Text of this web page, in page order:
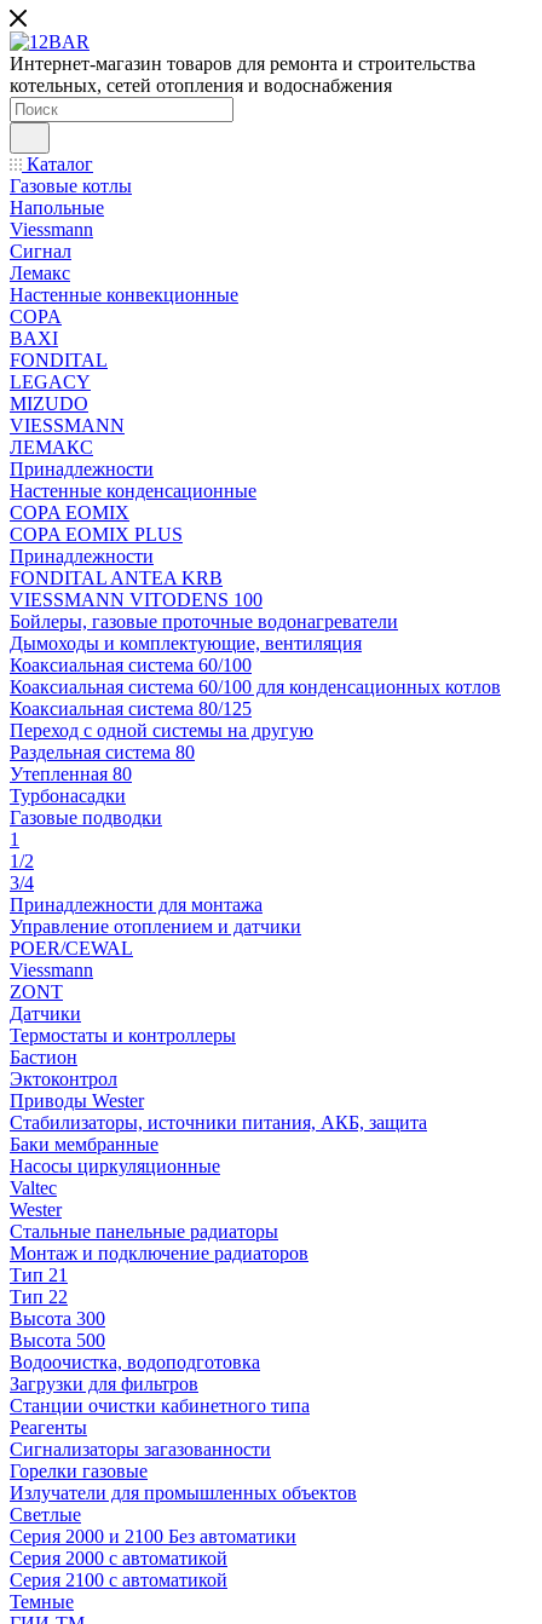
Интернет-магазин товаров для ремонта и строительства
котельных, сетей отопления и водоснабжения
Каталог
Газовые котлы
Напольные
Viessmann
Сигнал
Лемакс
Настенные конвекционные
COPA
BAXI
FONDITAL
LEGACY
MIZUDO
VIESSMANN
ЛЕМАКС
Принадлежности
Настенные конденсационные
COPA EOMIX
COPA EOMIX PLUS
Принадлежности
FONDITAL ANTEA KRB
VIESSMANN VITODENS 100
Бойлеры, газовые проточные водонагреватели
Дымоходы и комплектующие, вентиляция
Коаксиальная система 60/100
Коаксиальная система 60/100 для конденсационных котлов
Коаксиальная система 80/125
Переход с одной системы на другую
Раздельная система 80
Утепленная 80
Турбонасадки
Газовые подводки
1
1/2
3/4
Принадлежности для монтажа
Управление отоплением и датчики
POER/CEWAL
Viessmann
ZONT
Датчики
Термостаты и контроллеры
Бастион
Эктоконтрол
Приводы Wester
Стабилизаторы, источники питания, АКБ, защита
Баки мембранные
Насосы циркуляционные
Valtec
Wester
Стальные панельные радиаторы
Монтаж и подключение радиаторов
Тип 21
Тип 22
Высота 300
Высота 500
Водоочистка, водоподготовка
Загрузки для фильтров
Станции очистки кабинетного типа
Реагенты
Сигнализаторы загазованности
Горелки газовые
Излучатели для промышленных объектов
Светлые
Серия 2000 и 2100 Без автоматики
Серия 2000 с автоматикой
Серия 2100 с автоматикой
Темные